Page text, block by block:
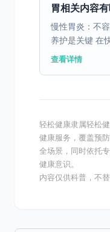
胃相关内容
慢性胃炎：不
养护是关键 在
规律、暴饮暴
查看详情
轻松健康隶属轻松
健康服务，覆盖预
全场景，同时依托
健康意识。
内容仅供科普，不